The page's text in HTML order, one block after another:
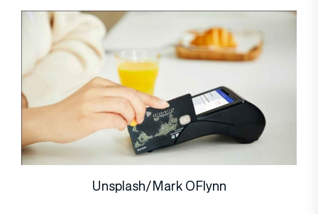
Unsplash/Mark OFlynn